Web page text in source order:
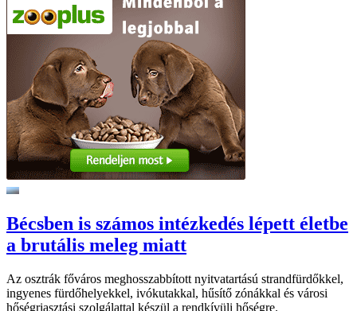
Bécsben is számos intézkedés lépett életbe
a brutális meleg miatt
Az osztrák főváros meghosszabbított nyitvatartású strandfürdőkkel,
ingyenes fürdőhelyekkel, ivókutakkal, hűsítő zónákkal és városi
hőségriasztási szolgálattal készül a rendkívüli hőségre.